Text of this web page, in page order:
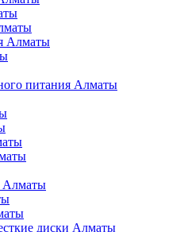
Алматы
питания Алматы
Алматы
диски Алматы